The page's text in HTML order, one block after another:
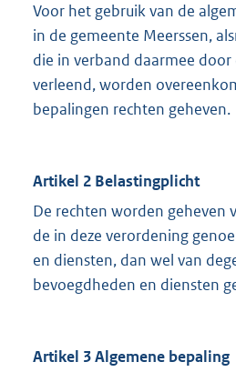
Voor het gebruik van de
in de gemeente Meerssen,
die in verband daarmee
verleend, worden
bepalingen rechten geheven.
Artikel 2 Belastingplicht
De rechten worden geheven
de in deze verordening
en diensten, dan wel van
bevoegdheden en diensten
Artikel 3 Algemene bepaling